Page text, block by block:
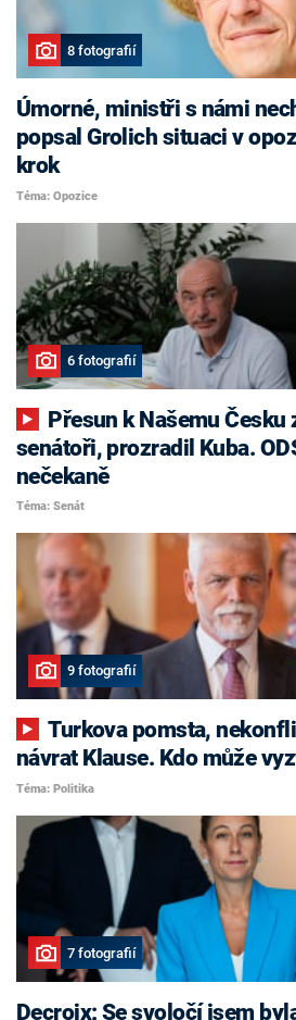
8 fotografií
Úmorné, ministři s námi
popsal Grolich situaci v
krok
Téma: Opozice
6 fotografií
senátoři, prozradil Kuba.
nečekaně
Téma: Senát
9 fotografií
Turkova pomsta, nekonfliktní Havlíček i
návrat Klause. Kdo může
Téma: Politika
7 fotografií
Decroix: Se svoločí jsem